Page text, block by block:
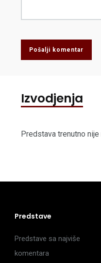
Pošalji komentar
Izvodjenja
Predstava trenutno nije
Predstave
Predstave sa najviše
komentara